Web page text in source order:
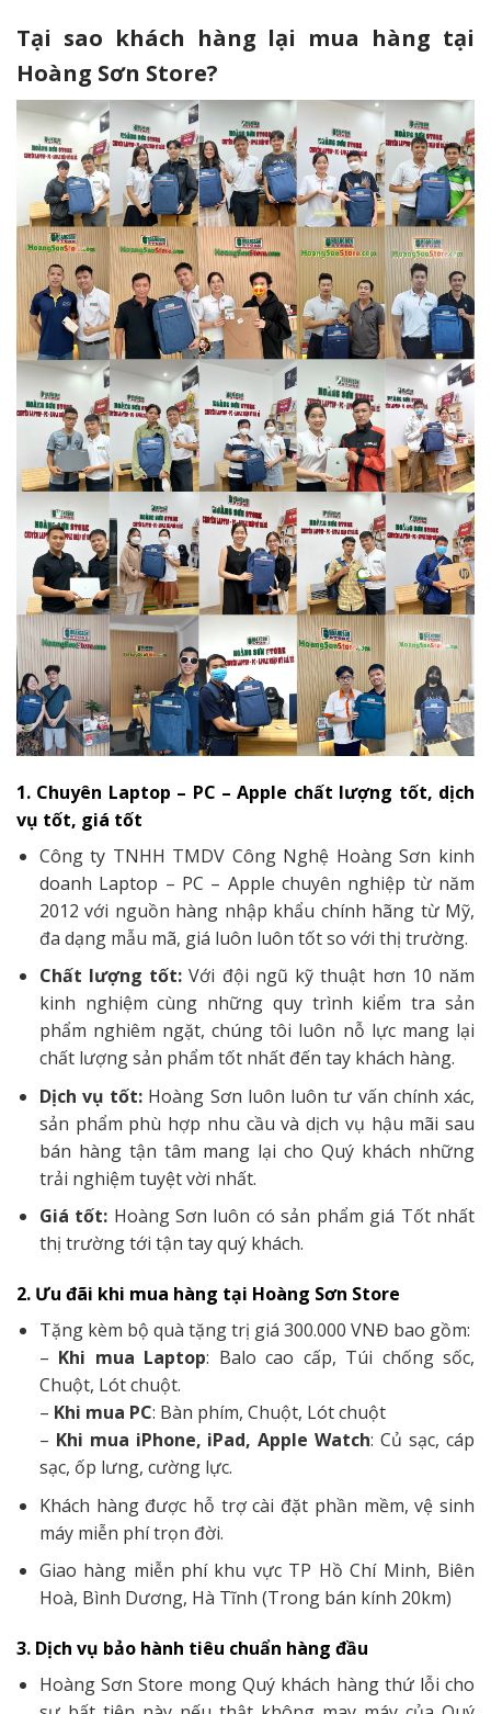
Tại sao khách hàng lại mua hàng tại
Hoàng Sơn Store?
1. Chuyên Laptop – PC – Apple chất lượng tốt, dịch
vụ tốt, giá tốt
Công ty TNHH TMDV Công Nghệ Hoàng Sơn kinh
doanh Laptop – PC – Apple chuyên nghiệp từ năm
2012 với nguồn hàng nhập khẩu chính hãng từ Mỹ,
đa dạng mẫu mã, giá luôn luôn tốt so với thị trường.
Chất lượng tốt: Với đội ngũ kỹ thuật hơn 10 năm
kinh nghiệm cùng những quy trình kiểm tra sản
phẩm nghiêm ngặt, chúng tôi luôn nỗ lực mang lại
chất lượng sản phẩm tốt nhất đến tay khách hàng.
Dịch vụ tốt: Hoàng Sơn luôn luôn tư vấn chính xác,
sản phẩm phù hợp nhu cầu và dịch vụ hậu mãi sau
bán hàng tận tâm mang lại cho Quý khách những
trải nghiệm tuyệt vời nhất.
Giá tốt: Hoàng Sơn luôn có sản phẩm giá Tốt nhất
thị trường tới tận tay quý khách.
2. Ưu đãi khi mua hàng tại Hoàng Sơn Store
Tặng kèm bộ quà tặng trị giá 300.000 VNĐ bao gồm:
– Khi mua Laptop: Balo cao cấp, Túi chống sốc,
Chuột, Lót chuột.
– Khi mua PC: Bàn phím, Chuột, Lót chuột
– Khi mua iPhone, iPad, Apple Watch: Củ sạc, cáp
sạc, ốp lưng, cường lực.
Khách hàng được hỗ trợ cài đặt phần mềm, vệ sinh
máy miễn phí trọn đời.
Giao hàng miễn phí khu vực TP Hồ Chí Minh, Biên
Hoà, Bình Dương, Hà Tĩnh (Trong bán kính 20km)
3. Dịch vụ bảo hành tiêu chuẩn hàng đầu
Hoàng Sơn Store mong Quý khách hàng thứ lỗi cho